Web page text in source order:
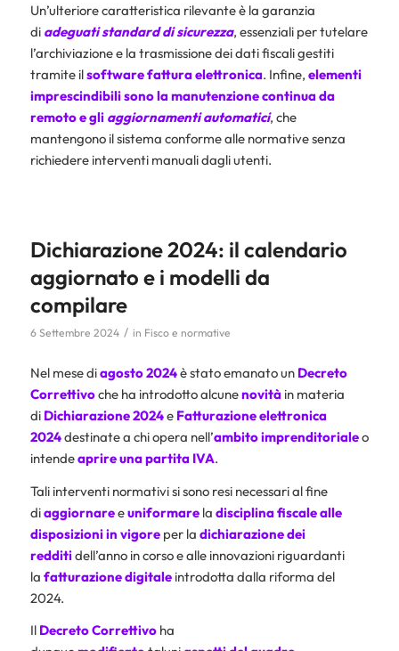
Un’ulteriore caratteristica rilevante è la garanzia
di adeguati standard di sicurezza, essenziali per tutelare
l’archiviazione e la trasmissione dei dati fiscali gestiti
tramite ilsoftware fattura elettronica. Infine, elementi
imprescindibili sono la manutenzione continua da
remoto e gli aggiornamenti automatici, che
mantengono il sistema conforme alle normative senza
richiedere interventi manuali dagli utenti.
Dichiarazione 2024: il calendario
aggiornato e i modelli da
compilare
6 Settembre 2024 / in Fisco e normative
Nel mese diagosto 2024è stato emanato un Decreto
Correttivoche ha introdotto alcunenovitàin materia
di Dichiarazione 2024e Fatturazione elettronica
2024destinate a chi opera nell’ambito imprenditorialeo
intendeaprire una partita IVA.
Tali interventi normativi si sono resi necessari al fine
diaggiornareeuniformarela disciplina fiscale alle
disposizioni in vigoreper la dichiarazione dei
redditidell’anno in corso e alle innovazioni riguardanti
la fatturazione digitaleintrodotta dalla riforma del
2024.
Il Decreto Correttivoha